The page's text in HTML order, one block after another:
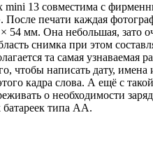
mini 13 совместима с
После печати каждая
54 мм. Она небольшая, зато
снимка при этом
та самая узнаваемая
чтобы написать дату,
кадра слова. А ещё с
о необходимости
батареек типа АА.